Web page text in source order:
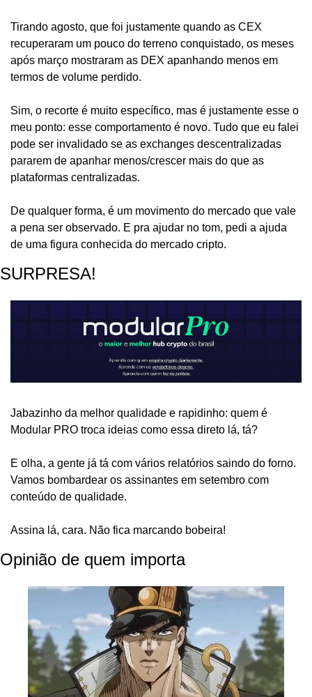
Tirando agosto, que foi justamente quando as CEX
recuperaram um pouco do terreno conquistado, os meses
após março mostraram as DEX apanhando menos em
termos de volume perdido.
Sim, o recorte é muito específico, mas é justamente esse o
meu ponto: esse comportamento é novo. Tudo que eu falei
pode ser invalidado se as exchanges descentralizadas
pararem de apanhar menos/crescer mais do que as
plataformas centralizadas.
De qualquer forma, é um movimento do mercado que vale
a pena ser observado. E pra ajudar no tom, pedi a ajuda
de uma figura conhecida do mercado cripto.
SURPRESA!
Jabazinho da melhor qualidade e rapidinho: quem é
Modular PRO troca ideias como essa direto lá, tá?
E olha, a gente já tá com vários relatórios saindo do forno.
Vamos bombardear os assinantes em setembro com
conteúdo de qualidade.
Assina lá, cara. Não fica marcando bobeira!
Opinião de quem importa